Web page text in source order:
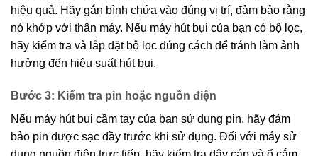
hiệu quả. Hãy gắn bình chứa vào đúng vị trí, đảm bảo rằng
nó khớp với thân máy. Nếu máy hút bụi của bạn có bộ lọc,
hãy kiểm tra và lắp đặt bộ lọc đúng cách để tránh làm ảnh
hưởng đến hiệu suất hút bụi.
Bước 3: Kiểm tra pin hoặc nguồn điện
Nếu máy hút bụi cầm tay của bạn sử dụng pin, hãy đảm
bảo pin được sạc đầy trước khi sử dụng. Đối với máy sử